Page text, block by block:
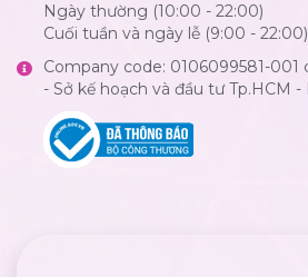
Ngày thường (10:00 - 22:00)
Cuối tuần và ngày lễ (9:00 - 22:00)
Company code: 0106099581-
- Sở kế hoạch và đầu tư Tp.HCM